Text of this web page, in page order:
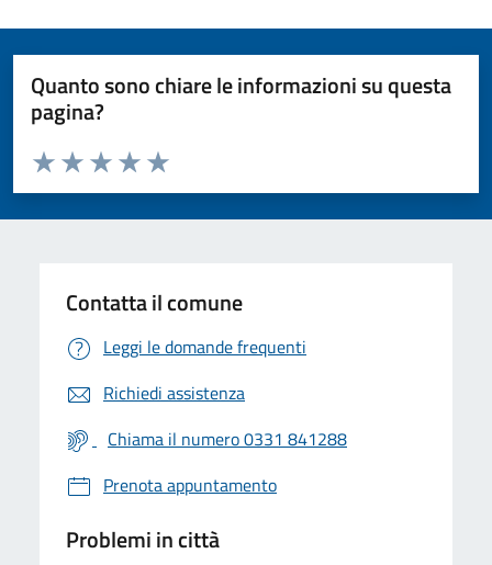
Quanto sono chiare le informazioni su questa
pagina?
Valuta da 1 a 5 stelle la pagina
Valuta 5 stelle su 5
Valuta 4 stelle su 5
Valuta 3 stelle su 5
Valuta 2 stelle su 5
Valuta 1 stelle su 5
Contatta il comune
Leggi le domande frequenti
Richiedi assistenza
Chiama il numero 0331 841288
Prenota appuntamento
Problemi in città